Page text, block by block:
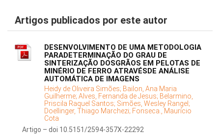
Artigos publicados por este autor
DESENVOLVIMENTO DE UMA METODOLOGIA
PARADETERMINAÇÃO DO GRAU DE
SINTERIZAÇÃO DOSGRÃOS EM PELOTAS DE
MINÉRIO DE FERRO ATRAVÉSDE ANÁLISE
AUTOMÁTICA DE IMAGENS
Heidy de Oliveira Simões; Bailon, Ana Maria
Guilherme; Alves, Fernanda de Jesus; Belarmino,
Priscila Raquel Santos; Simões, Wesley Rangel;
Doellinger, Thiago Marchezi; Fonseca., Maurício
Cota
Artigo – doi 10.5151/2594-357X-22292